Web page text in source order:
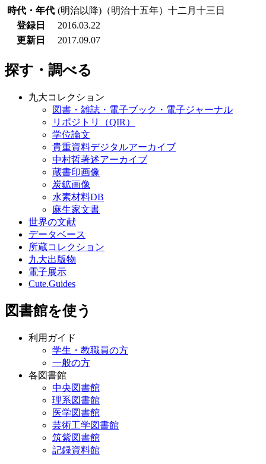
時代・年代 (明治以降)（明治十五年）十二月十三日
登録日
2016.03.22
更新日
2017.09.07
探す・調べる
九大コレクション
図書・雑誌・電子ブック・電子ジャーナル
リポジトリ（QIR）
学位論文
貴重資料デジタルアーカイブ
中村哲著述アーカイブ
蔵書印画像
炭鉱画像
水素材料DB
麻生家文書
世界の文献
データベース
所蔵コレクション
九大出版物
電子展示
Cute.Guides
図書館を使う
利用ガイド
学生・教職員の方
一般の方
各図書館
中央図書館
理系図書館
医学図書館
芸術工学図書館
筑紫図書館
記録資料館